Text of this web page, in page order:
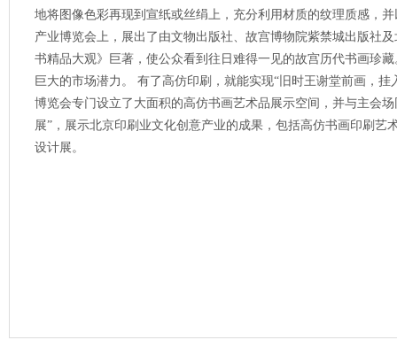
地将图像色彩再现到宣纸或丝绢上，充分利用材质的纹理质感，
产业博览会上，展出了由文物出版社、故宫博物院紫禁城出版社
书精品大观》巨著，使公众看到往日难得一见的故宫历代书画珍
巨大的市场潜力。 有了高仿印刷，就能实现“旧时王谢堂前画，
博览会专门设立了大面积的高仿书画艺术品展示空间，并与主会
展”，展示北京印刷业文化创意产业的成果，包括高仿书画印刷
设计展。